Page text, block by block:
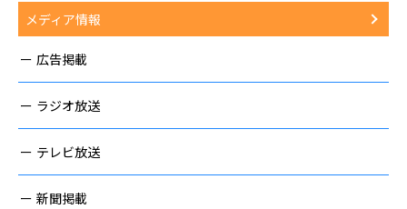
メディア情報
広告掲載
ラジオ放送
テレビ放送
新聞掲載